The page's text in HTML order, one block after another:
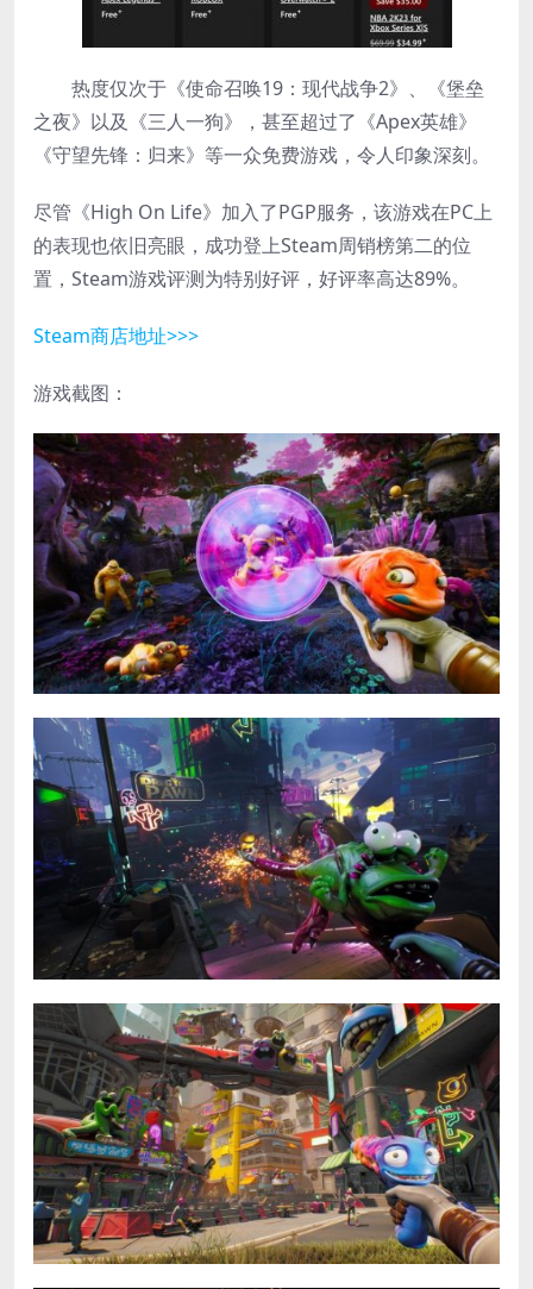
热度仅次于《使命召唤19：现代战争2》、《堡垒
之夜》以及《三人一狗》，甚至超过了《Apex英雄》
《守望先锋：归来》等一众免费游戏，令人印象深刻。
尽管《High On Life》加入了PGP服务，该游戏在PC上
的表现也依旧亮眼，成功登上Steam周销榜第二的位
置，Steam游戏评测为特别好评，好评率高达89%。
Steam商店地址>>>
游戏截图：